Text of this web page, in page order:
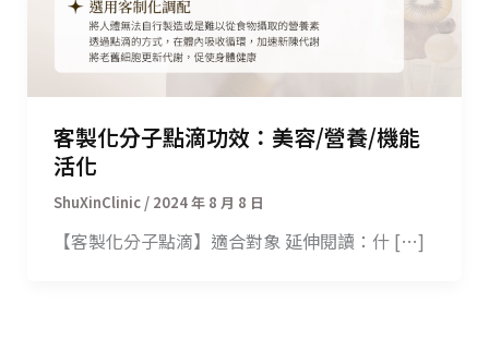
客製化分子點滴功效：美容/營養/機能
活化
/ 2024 年 8 月 8 日
【客製化分子點滴】適合對象 延伸閱讀：什 […]